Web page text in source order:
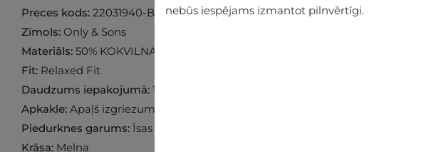
Preces kods: 22031940-Black
Zīmols: Only & Sons
Materiāls: 50% KOKVILNA 27% POLIESTERS 23% ELASTOMULTIESTERIS
Fit: Relaxed Fit
Daudzums iepakojumā: 1 pāris
Apkakle: Apaļš izgriezums
Piedurknes garums: Īsas
Krāsa: Melna
nebūs iespējams izmantot pilnvērtīgi.